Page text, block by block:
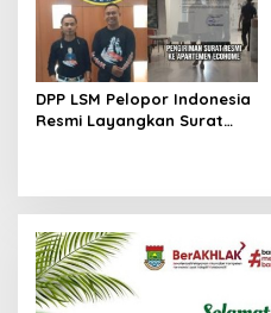
DPP LSM Pelopor Indonesia
Resmi Layangkan Surat